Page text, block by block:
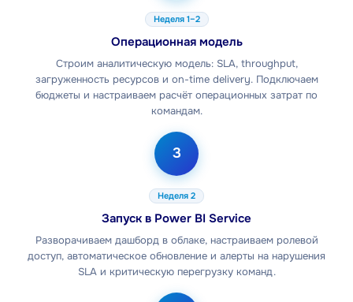
Неделя 1–2
Операционная модель
Строим аналитическую модель: SLA, throughput,
загруженность ресурсов и on-time delivery. Подключаем
бюджеты и настраиваем расчёт операционных затрат по
командам.
3
Неделя 2
Запуск в Power BI Service
Разворачиваем дашборд в облаке, настраиваем ролевой
доступ, автоматическое обновление и алерты на нарушения
SLA и критическую перегрузку команд.